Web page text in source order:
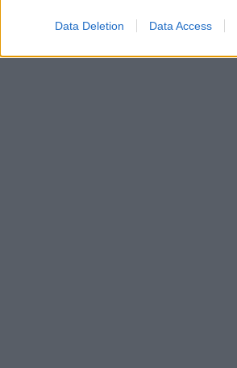
Data Deletion Data Access